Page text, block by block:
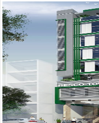
Riverside Complex
Ngân hàng Đầu tư
(BIDC) Địa điểm:
Tổng diện tích khu